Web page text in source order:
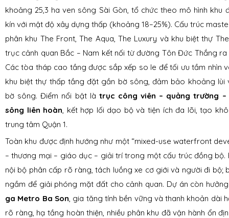
Biệt thự The Victoria Vinhomes Golden River
Shophouse
Penhouse - Duplex
Căn hộ chung cư
Mua bán Empire City
Mua bán Central Park Tân Cảng
Mua bán LandMark 81
Mua Bán Căn Hộ Khác
Thuê Aqua 4
Thuê Biệt thự The Victoria Vinhomes Golden River
Thuê Shophouse Vinhomes Golden River
Thuê Penhouse - Duplex Vinhomes Golden River
Thuê Căn hộ chung cư Vinhomes Golden River
Cho thuê The River
Cho thuê Empire City
Cho Thuê Căn Hộ Quận Bình Thạnh
Cho thuê Central Park Tân Cảng
Cho thuê LandMark 81
Cho Thuê Căn Hộ Khác
Đăng Kí Tạm Trú
Dịch Vụ Vệ Sinh
Sử Dụng Tiện Ích
Đăng Kí Gửi Xe
Dịch Vụ Thông Báo Phí
khoảng 25,3 ha ven sông Sài Gòn, tổ chức theo mô hình khu
kín với mật độ xây dựng thấp (khoảng 18–25%). Cấu trúc
phân khu The Front, The Aqua, The Luxury và khu biệt thự
trục cảnh quan Bắc – Nam kết nối từ đường Tôn Đức Thắng
Các tòa tháp cao tầng được sắp xếp so le để tối ưu tầm nhìn
khu biệt thự thấp tầng đặt gần bờ sông, đảm bảo khoảng lùi
bờ sông. Điểm nổi bật là trục công viên – quảng trường –
sông liên hoàn, kết hợp lối dạo bộ và tiện ích đa lõi, tạo
trung tâm Quận 1.
Toàn khu được định hướng như một “mixed-use waterfront
– thương mại – giáo dục – giải trí trong một cấu trúc đồng
nội bộ phân cấp rõ ràng, tách luồng xe cơ giới và người đi bộ;
ngầm để giải phóng mặt đất cho cảnh quan. Dự án còn
ga Metro Ba Son, gia tăng tính bền vững và thanh khoản dài
rõ ràng, hạ tầng hoàn thiện, nhiều phân khu đã vận hành ổn